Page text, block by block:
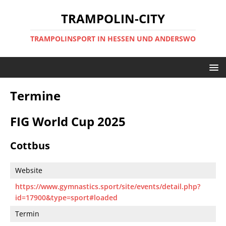
TRAMPOLIN-CITY
TRAMPOLINSPORT IN HESSEN UND ANDERSWO
Termine
FIG World Cup 2025
Cottbus
Website
https://www.gymnastics.sport/site/events/detail.php?
id=17900&type=sport#loaded
Termin